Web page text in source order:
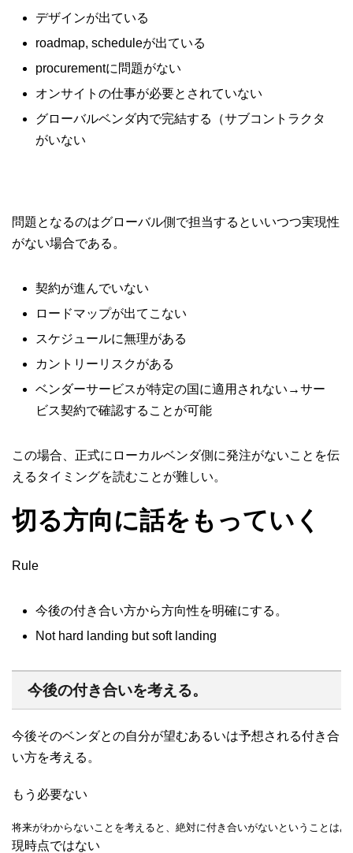
デザインが出ている
roadmap, scheduleが出ている
procurementに問題がない
オンサイトの仕事が必要とされていない
グローバルベンダ内で完結する（サブコントラクタ
がいない
問題となるのはグローバル側で担当するといいつつ実現性
がない場合である。
契約が進んでいない
ロードマップが出てこない
スケジュールに無理がある
カントリーリスクがある
ベンダーサービスが特定の国に適用されない→サー
ビス契約で確認することが可能
この場合、正式にローカルベンダ側に発注がないことを伝
えるタイミングを読むことが難しい。
切る方向に話をもっていく
Rule
今後の付き合い方から方向性を明確にする。
Not hard landing but soft landing
今後の付き合いを考える。
今後そのベンダとの自分が望むあるいは予想される付き合
い方を考える。
もう必要ない
将来がわからないことを考えると、絶対に付き合いがないということはあ
現時点ではない